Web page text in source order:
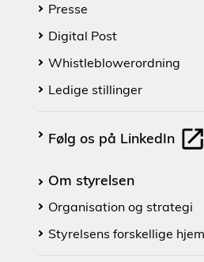
Presse
Digital Post
Whistleblowerordning
Ledige stillinger
Følg os på LinkedIn
Om styrelsen
Organisation og strategi
Styrelsens forskellige